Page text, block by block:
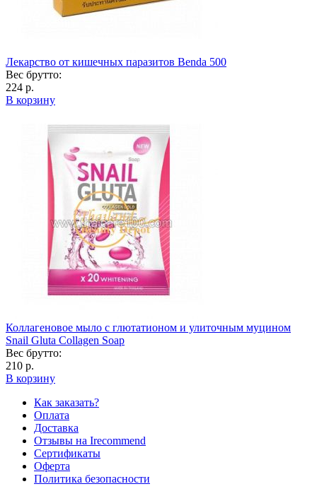
Лекарство от кишечных паразитов Benda 500
Вес брутто:
224 р.
В корзину
Коллагеновое мыло с глютатионом и улиточным муцином
Snail Gluta Collagen Soap
Вес брутто:
210 р.
В корзину
Как заказать?
Оплата
Доставка
Отзывы на Irecommend
Сертификаты
Оферта
Политика безопасности